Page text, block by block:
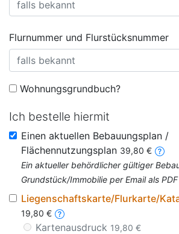
Flurnummer und Flurstücksnummer
Wohnungsgrundbuch?
Ich bestelle hiermit
Einen aktuellen Bebauungsplan /
Flächennutzungsplan 39,80 €
Ein aktueller behördlicher gültiger
Grundstück/Immobilie per Email als PDF
Liegenschaftskarte/Flurkarte/
19,80 €
Kartenausdruck 19,80 €